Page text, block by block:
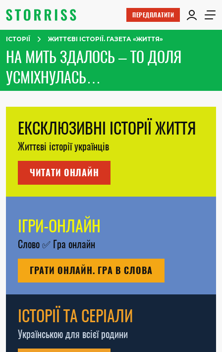
ПЕРЕДПЛАТИТИ
ІСТОРІЇ ЖИТТЄВІ ІСТОРІЇ. ГАЗЕТА «ЖИТТЯ»
НА МИТЬ ЗДАЛОСЬ – ТО ДОЛЯ
УСМІХНУЛАСЬ…
ЕКСКЛЮЗИВНІ ІСТОРІЇ ЖИТТЯ
Життєві історії українців
ЧИТАТИ ОНЛАЙН
ІГРИ-ОНЛАЙН
Слово✅ Гра онлайн
ГРАТИ ОНЛАЙН. ГРА В СЛОВА
ІСТОРІЇ ТА СЕРІАЛИ
Українською для всієї родини